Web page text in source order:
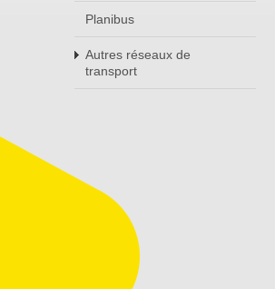
Planibus
Autres réseaux de
transport